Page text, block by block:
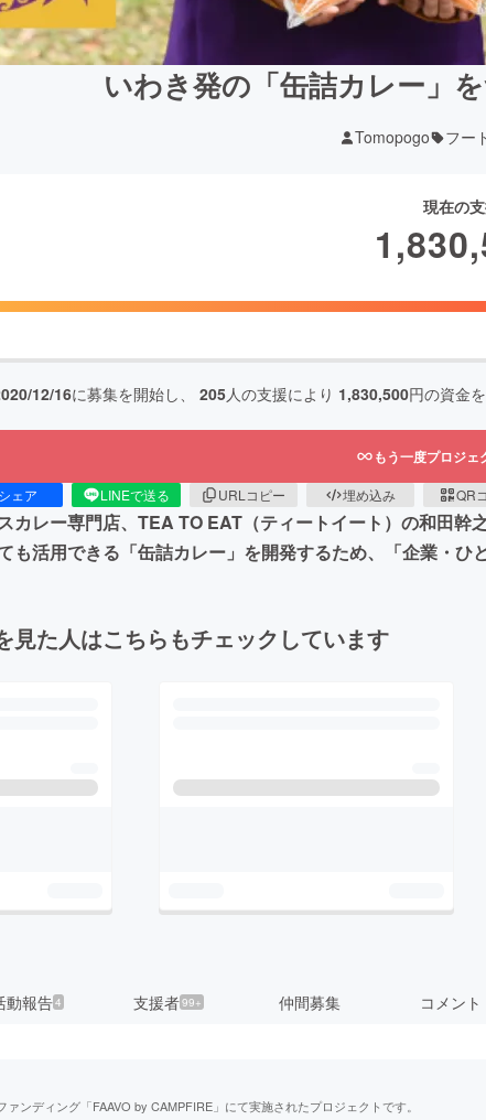
いわき発の「缶詰カレー」
Tomopogo フー
現在の
12/16に募集を開始し、 205人の支援により 1,830,500円の資金
もう一度プロジ
シェア LINEで送る URLコピー 埋め込み QR
カレー専門店、TEA TO EAT（ティートイート）の和田
も活用できる「缶詰カレー」を開発するため、「企業・ひ
見た人はこちらもチェックしています
動報告4 支援者99+ 仲間募集 コメント
ンディング「FAAVO by CAMPFIRE」にて実施されたプロジェクトです。